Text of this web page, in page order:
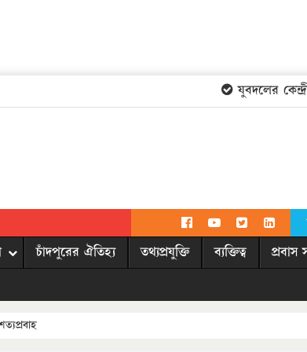
যুবদলের কেন্দ্রীয়
চাঁদপুরের ঐতিহ্য তথ্যপ্রযুক্তি ব্যক্তিত্ব প্রবাস